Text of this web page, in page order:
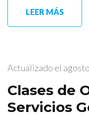
LEER MÁS
Actualizado el
Clases de
Servicios